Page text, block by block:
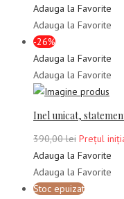
Adauga la Favorite
Adauga la Favorite
-26%
Adauga la Favorite
Adauga la Favorite
Inel unicat,
390,00lei Prețul
Adauga la Favorite
Adauga la Favorite
Stoc epuizat